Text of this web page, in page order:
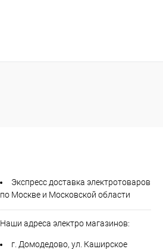
Экспресс доставка электротоваров
по Москве и Московской области
Наши адреса электро магазинов:
г. Домодедово, ул. Каширское